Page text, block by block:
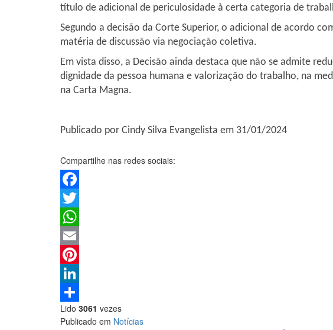
título de adicional de periculosidade à certa categoria de
Segundo a decisão da Corte Superior, o adicional de acordo
matéria de discussão via negociação coletiva.
Em vista disso, a Decisão ainda destaca que não se admite
dignidade da pessoa humana e valorização do trabalho, na
na Carta Magna.
Publicado por Cindy Silva Evangelista em 31/01/2024
Compartilhe nas redes sociais:
Facebook
Twitter
WhatsApp
Email
Pinterest
LinkedIn
Share
Lido 3061 vezes
Publicado em Notícias